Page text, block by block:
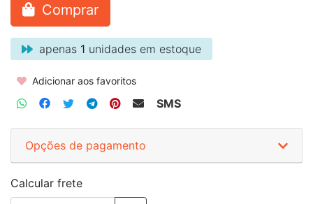
Comprar
apenas 1 unidades em estoque
Adicionar aos favoritos
SMS
Opções de pagamento
Calcular frete